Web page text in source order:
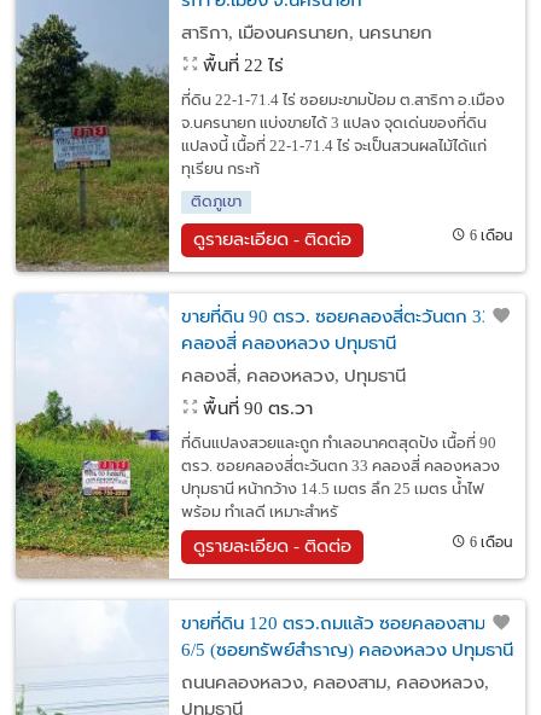
สาริกา, เมืองนครนายก, นครนายก
พื้นที่ 22 ไร่
ที่ดิน 22-1-71.4 ไร่ ซอยมะขามป้อม ต.สาริกา อ.เมือง
จ.นครนายก แบ่งขายได้ 3 แปลง จุดเด่นของที่ดิน
แปลงนี้ เนื้อที่ 22-1-71.4 ไร่ จะเป็นสวนผลไม้ได้แก่
ทุเรียน กระท้
ติดภูเขา
ดูรายละเอียด - ติดต่อ 6 เดือน
ขายที่ดิน 90 ตรว. ซอยคลองสี่ตะวันตก 33
คลองสี่ คลองหลวง ปทุมธานี
คลองสี่, คลองหลวง, ปทุมธานี
พื้นที่ 90 ตร.วา
ที่ดินแปลงสวยและถูก ทำเลอนาคตสุดปัง เนื้อที่ 90
ตรว. ซอยคลองสี่ตะวันตก 33 คลองสี่ คลองหลวง
ปทุมธานี หน้ากว้าง 14.5 เมตร ลึก 25 เมตร น้ำไฟ
พร้อม ทำเลดี เหมาะสำหรั
ดูรายละเอียด - ติดต่อ 6 เดือน
ขายที่ดิน 120 ตรว.ถมแล้ว ซอยคลองสาม
6/5 (ซอยทรัพย์สำราญ) คลองหลวง ปทุมธานี
ถนนคลองหลวง, คลองสาม, คลองหลวง,
ปทุมธานี